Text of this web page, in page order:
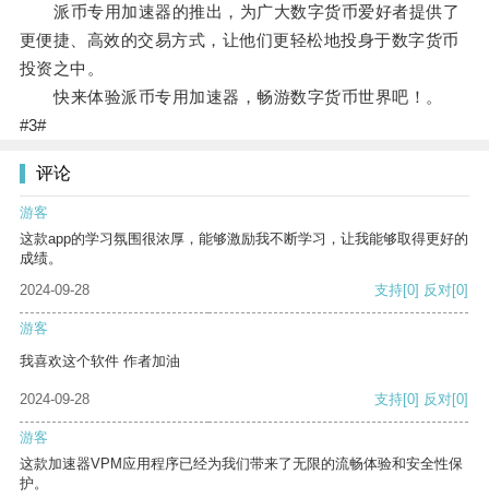
派币专用加速器的推出，为广大数字货币爱好者提供了
更便捷、高效的交易方式，让他们更轻松地投身于数字货币
投资之中。
快来体验派币专用加速器，畅游数字货币世界吧！。
#3#
评论
游客
这款app的学习氛围很浓厚，能够激励我不断学习，让我能够取得更好的
成绩。
2024-09-28
支持[0] 反对[0]
游客
我喜欢这个软件 作者加油
2024-09-28 支持[0] 反对[0]
游客
这款加速器VPM应用程序已经为我们带来了无限的流畅体验和安全性保
护。